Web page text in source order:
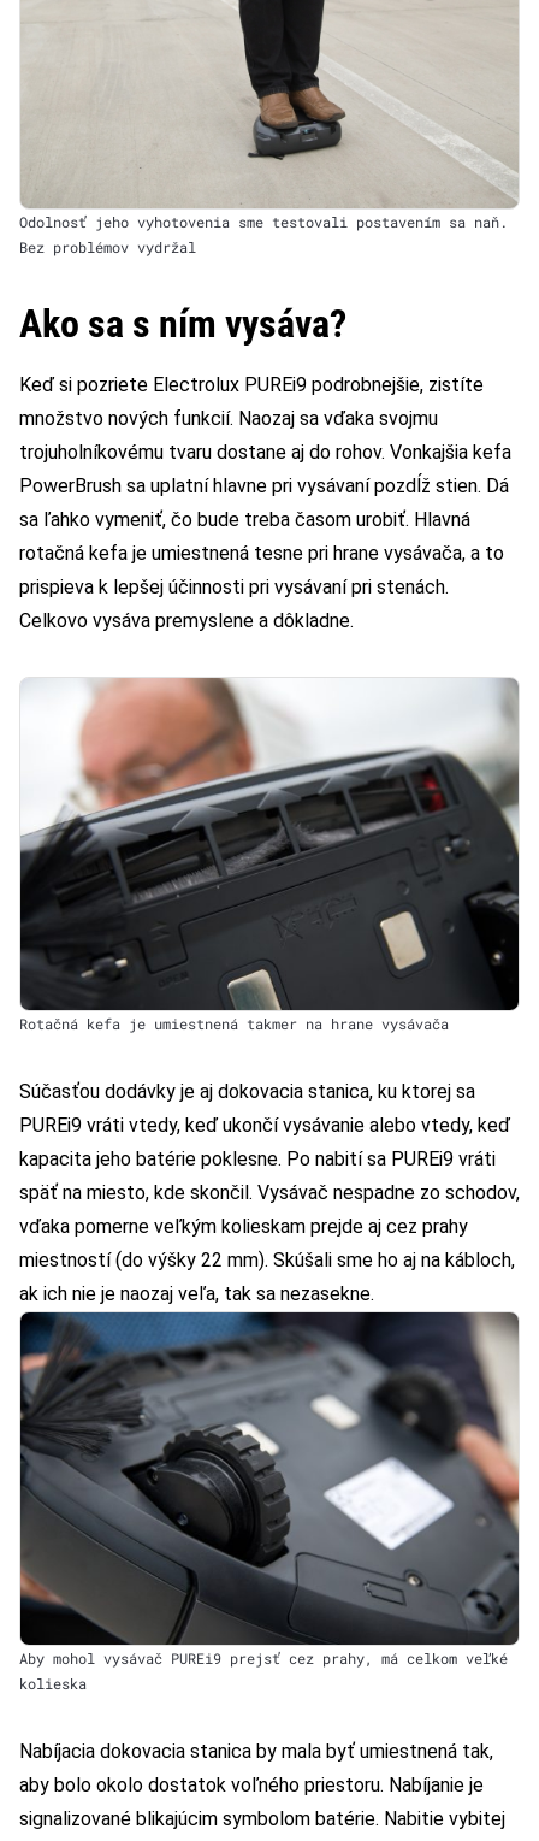
Odolnosť jeho vyhotovenia sme testovali postavením sa naň.
Bez problémov vydržal
Ako sa s ním vysáva?
Keď si pozriete Electrolux PUREi9 podrobnejšie, zistíte
množstvo nových funkcií. Naozaj sa vďaka svojmu
trojuholníkovému tvaru dostane aj do rohov. Vonkajšia kefa
PowerBrush sa uplatní hlavne pri vysávaní pozdĺž stien. Dá
sa ľahko vymeniť, čo bude treba časom urobiť. Hlavná
rotačná kefa je umiestnená tesne pri hrane vysávača, a to
prispieva k lepšej účinnosti pri vysávaní pri stenách.
Celkovo vysáva premyslene a dôkladne.
Rotačná kefa je umiestnená takmer na hrane vysávača
Súčasťou dodávky je aj dokovacia stanica, ku ktorej sa
PUREi9 vráti vtedy, keď ukončí vysávanie alebo vtedy, keď
kapacita jeho batérie poklesne. Po nabití sa PUREi9 vráti
späť na miesto, kde skončil. Vysávač nespadne zo schodov,
vďaka pomerne veľkým kolieskam prejde aj cez prahy
miestností (do výšky 22 mm). Skúšali sme ho aj na kábloch,
ak ich nie je naozaj veľa, tak sa nezasekne.
Aby mohol vysávač PUREi9 prejsť cez prahy, má celkom veľké
kolieska
Nabíjacia dokovacia stanica by mala byť umiestnená tak,
aby bolo okolo dostatok voľného priestoru. Nabíjanie je
signalizované blikajúcim symbolom batérie. Nabitie vybitej